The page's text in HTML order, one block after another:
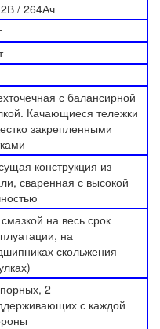
/ 264Ач
с балансирной
Качающиеся тележки
закрепленными
конструкция из
сваренная с высокой
на весь срок
на
скольжения
2
с каждой